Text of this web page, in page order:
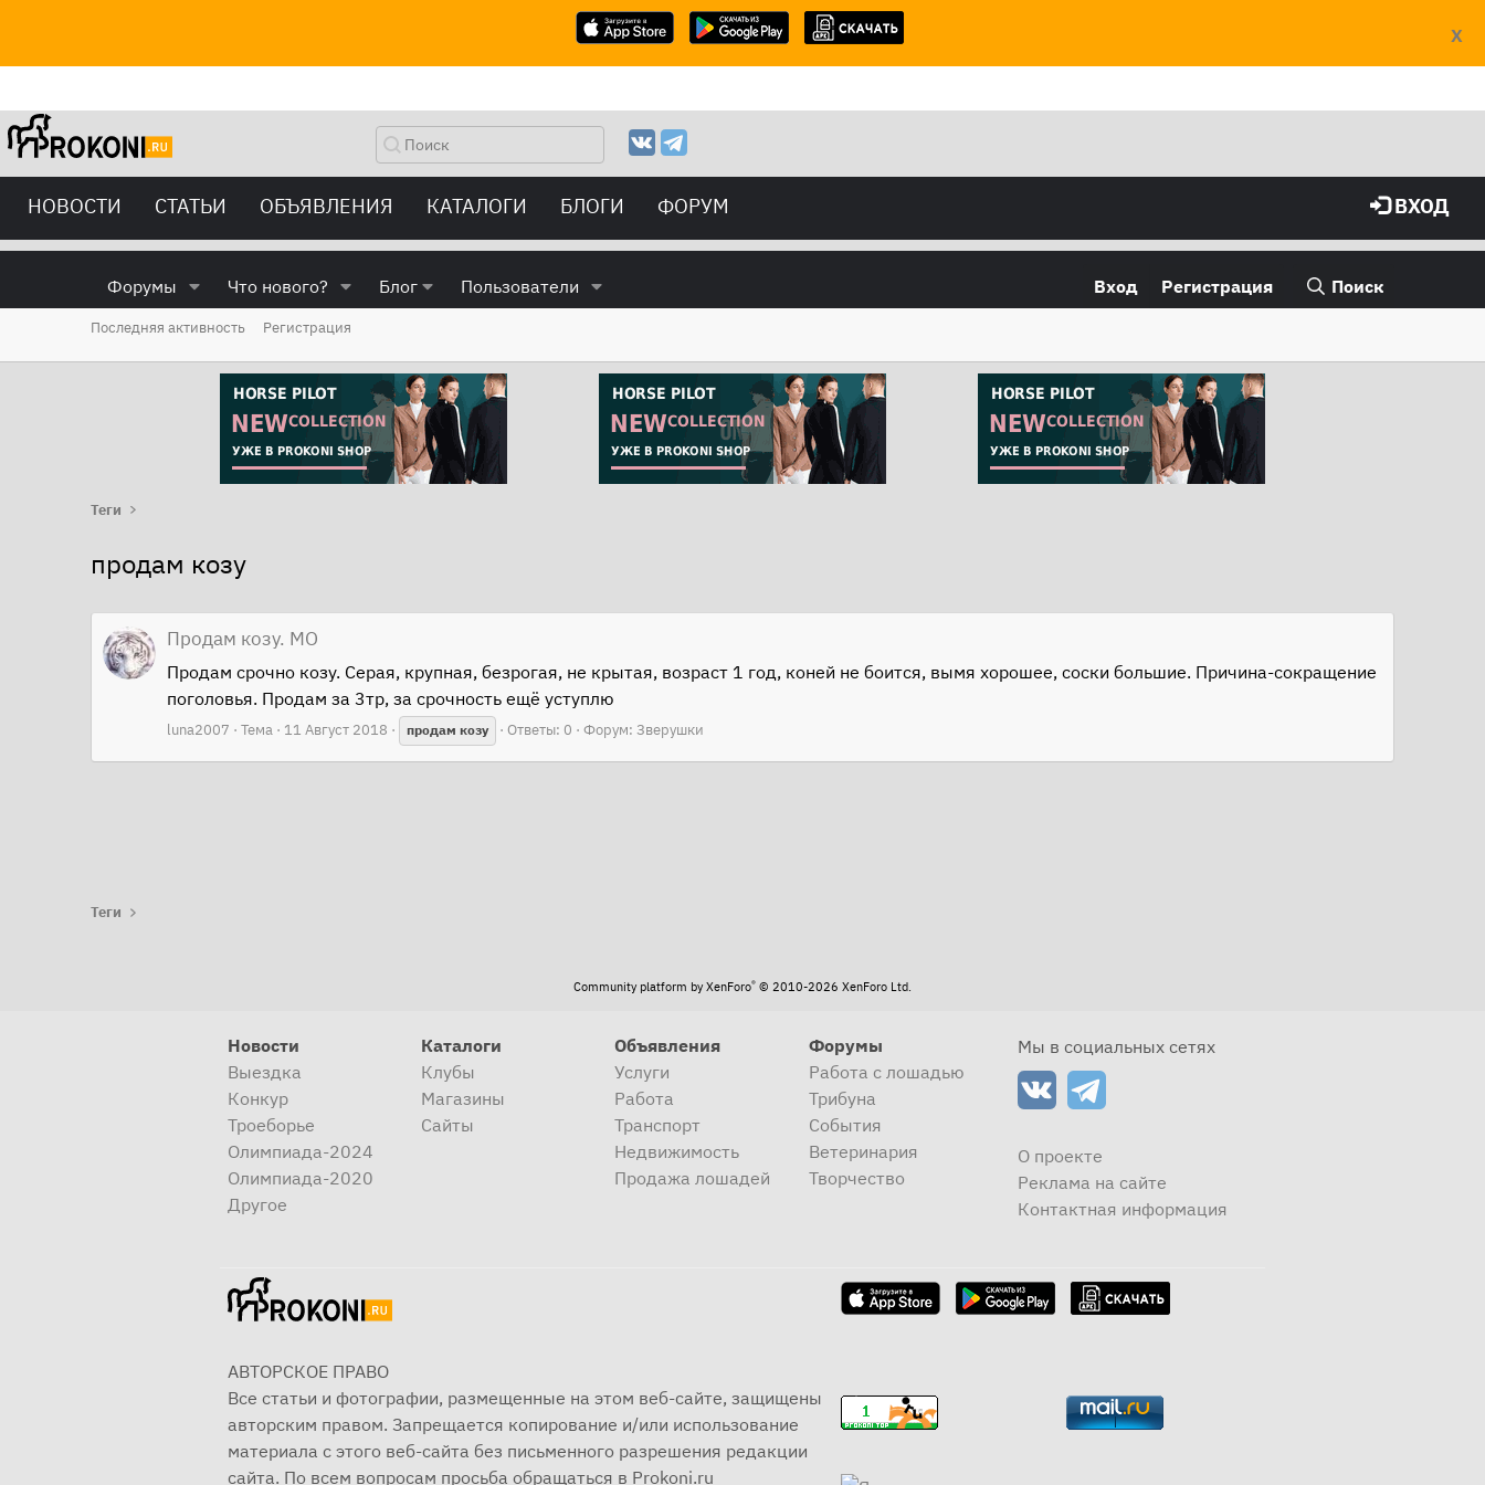
X
НОВОСТИ СТАТЬИ ОБЪЯВЛЕНИЯ КАТАЛОГИ БЛОГИ ФОРУМ ВХОД
Форумы Что нового? Блог Пользователи Вход Регистрация Поиск
Последняя активность Регистрация
Теги
продам козу
Продам козу. МО
Продам срочно козу. Серая, крупная, безрогая, не крытая, возраст 1 год, коней не боится, вымя хорошее, соски большие. Причина-сокращение
поголовья. Продам за 3тр, за срочность ещё уступлю
luna2007 Тема 11 Август 2018 продам козу Ответы: 0 Форум: Зверушки
Теги
Community platform by XenForo® © 2010-2026 XenForo Ltd.
Новости
Выездка
Конкур
Троеборье
Олимпиада-2024
Олимпиада-2020
Другое
Каталоги
Клубы
Магазины
Сайты
Объявления
Услуги
Работа
Транспорт
Недвижимость
Продажа лошадей
Форумы
Работа с лошадью
Трибуна
События
Ветеринария
Творчество
Мы в социальных сетях
О проекте
Реклама на сайте
Контактная информация
АВТОРСКОЕ ПРАВО
Все статьи и фотографии, размещенные на этом веб-сайте, защищены
авторским правом. Запрещается копирование и/или использование
материала с этого веб-сайта без письменного разрешения редакции
сайта. По всем вопросам просьба обращаться в Prokoni.ru